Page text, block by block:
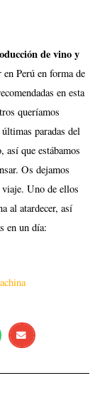
de vino y
Perú en forma de
en esta
queríamos
paradas del
así que estábamos
Os dejamos
viaje. Uno de ellos
al atardecer, así
en un día: